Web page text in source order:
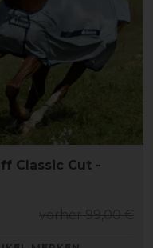
Classic Cut -